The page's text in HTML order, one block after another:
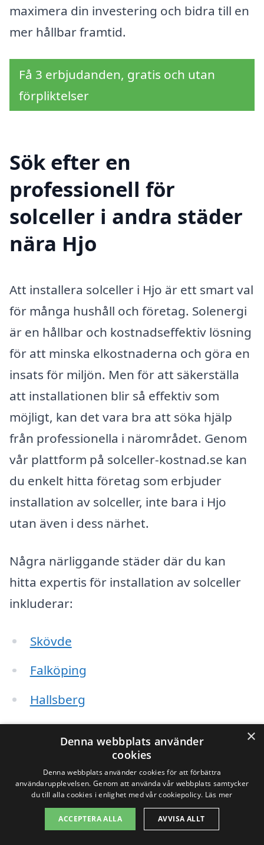
maximera din investering och bidra till en
mer hållbar framtid.
Få 3 erbjudanden, gratis och utan
förpliktelser
Sök efter en
professionell för
solceller i andra städer
nära Hjo
Att installera solceller i Hjo är ett smart val
för många hushåll och företag. Solenergi
är en hållbar och kostnadseffektiv lösning
för att minska elkostnaderna och göra en
insats för miljön. Men för att säkerställa
att installationen blir så effektiv som
möjligt, kan det vara bra att söka hjälp
från professionella i närområdet. Genom
vår plattform på solceller-kostnad.se kan
du enkelt hitta företag som erbjuder
installation av solceller, inte bara i Hjo
utan även i dess närhet.
Några närliggande städer där du kan
hitta expertis för installation av solceller
inkluderar:
Skövde
Falköping
Hallsberg
Tidaholm
Götene
Mariestad
×
Denna webbplats använder
cookies
Denna webbplats använder cookies för att förbättra
användarupplevelsen. Genom att använda vår webbplats samtycker
du till alla cookies i enlighet med vår cookiepolicy. Läs mer
ACCEPTERA ALLA AVVISA ALLT